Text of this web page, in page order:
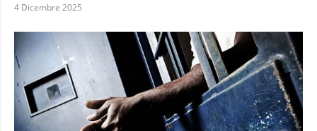
4 Dicembre 2025